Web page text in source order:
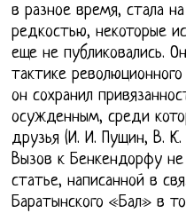
в разное время, стала
редкостью, некоторые
еще не публиковались.
тактике
он сохранил
осужденным, среди
друзья (И. И. Пущин, В.
Вызов к Бенкендорфу
статье, написанной в
Баратынского «Бал» в